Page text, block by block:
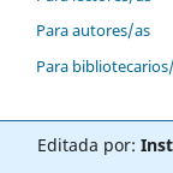
Para autores/as
Para
Editada por: